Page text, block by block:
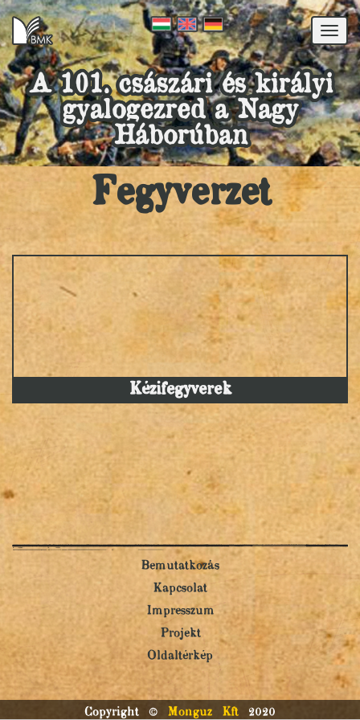
A 101. császári és királyi
gyalogezred a Nagy
Háborúban
Fegyverzet
Kézifegyverek
Bemutatkozás
Kapcsolat
Impresszum
Projekt
Oldaltérkép
Copyright © Monguz Kft 2020